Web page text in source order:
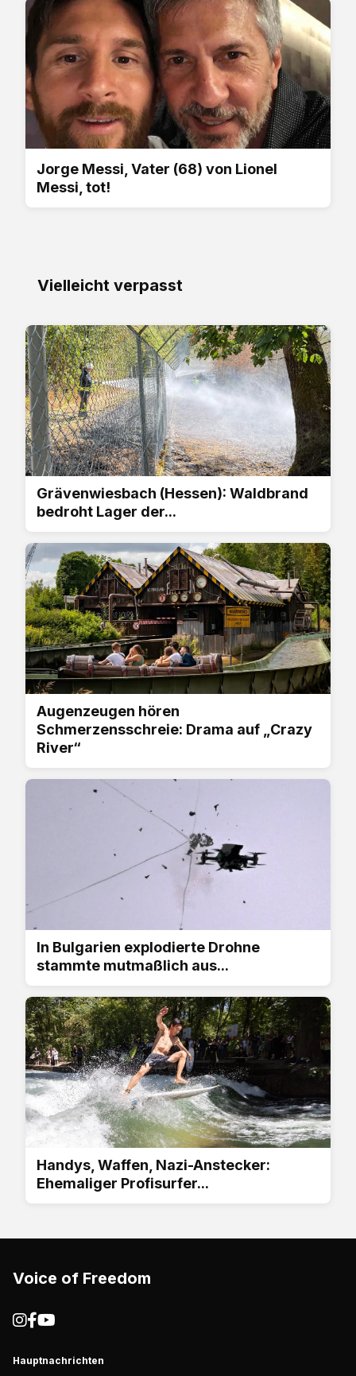
Jorge Messi, Vater (68) von Lionel
Messi, tot!
Vielleicht verpasst
Grävenwiesbach (Hessen): Waldbrand
bedroht Lager der...
Augenzeugen hören
Schmerzensschreie: Drama auf „Crazy
River“
In Bulgarien explodierte Drohne
stammte mutmaßlich aus...
Handys, Waffen, Nazi-Anstecker:
Ehemaliger Profisurfer...
Voice of Freedom
Hauptnachrichten